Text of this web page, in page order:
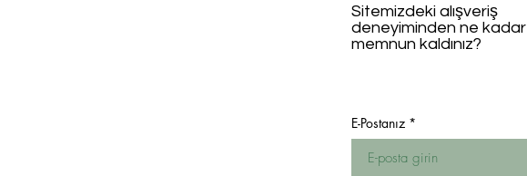
Sitemizdeki alışveriş
deneyiminden ne kadar
memnun kaldınız?
E-Postanız